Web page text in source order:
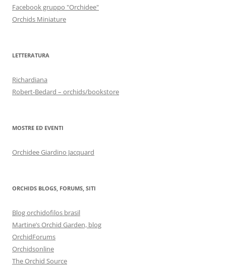
Facebook gruppo "Orchidee"
Orchids Miniature
LETTERATURA
Richardiana
Robert-Bedard – orchids/bookstore
MOSTRE ED EVENTI
Orchidee Giardino Jacquard
ORCHIDS BLOGS, FORUMS, SITI
Blog orchidofilos brasil
Martine’s Orchid Garden, blog
OrchidForums
Orchidsonline
The Orchid Source